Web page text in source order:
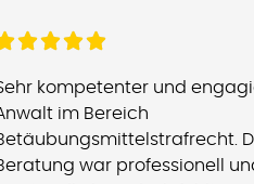
kompetenter und
im Bereich
war professionell